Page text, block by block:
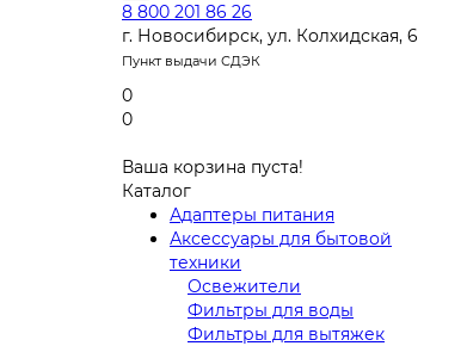
8 800 201 86 26
г. Новосибирск, ул. Колхидская, 6
Пункт выдачи СДЭК
0
0
Ваша корзина пуста!
Каталог
Адаптеры питания
Аксессуары для бытовой
техники
Освежители
Фильтры для воды
Фильтры для вытяжек